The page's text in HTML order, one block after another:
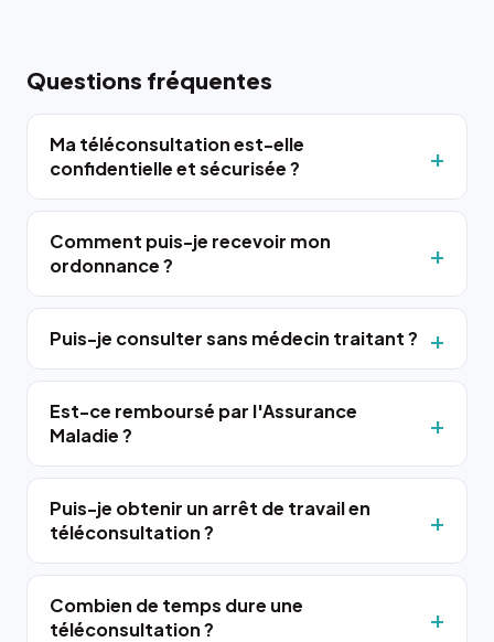
Questions fréquentes
Ma téléconsultation est-elle
confidentielle et sécurisée ?
Comment puis-je recevoir mon
ordonnance ?
Puis-je consulter sans médecin traitant ?
Est-ce remboursé par l'Assurance
Maladie ?
Puis-je obtenir un arrêt de travail en
téléconsultation ?
Combien de temps dure une
téléconsultation ?